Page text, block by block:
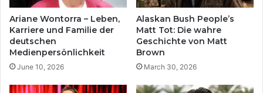
Ariane Wontorra – Leben,
Karriere und Familie der
deutschen
Medienpersönlichkeit
June 10, 2026
Alaskan Bush People’s
Matt Tot: Die wahre
Geschichte von Matt
Brown
March 30, 2026